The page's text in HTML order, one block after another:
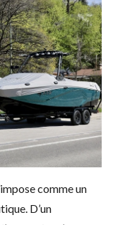
comme un
D’un